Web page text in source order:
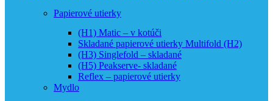
Papierové utierky
(H1) Matic – v kotúči
Skladané papierové utierky Multifold (H2)
(H3) Singlefold – skladané
(H5) Peakserve- skladané
Reflex – papierové utierky
Mydlo